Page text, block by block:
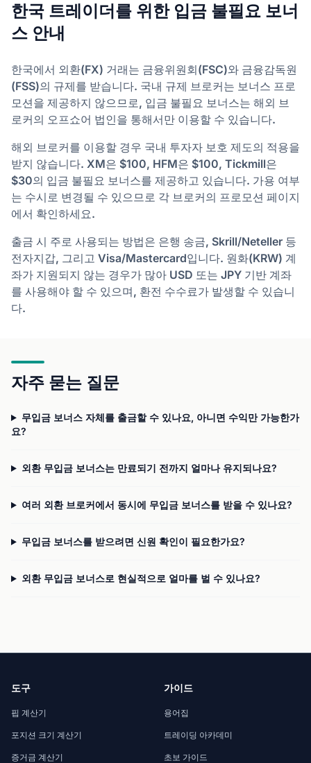
한국 트레이더를 위한 입금 불필요 보너
스 안내
한국에서 외환(FX) 거래는 금융위원회(FSC)와 금융감독원
(FSS)의 규제를 받습니다. 국내 규제 브로커는 보너스 프로
모션을 제공하지 않으므로, 입금 불필요 보너스는 해외 브
로커의 오프쇼어 법인을 통해서만 이용할 수 있습니다.
해외 브로커를 이용할 경우 국내 투자자 보호 제도의 적용을
받지 않습니다. XM은 $100, HFM은 $100, Tickmill은
$30의 입금 불필요 보너스를 제공하고 있습니다. 가용 여부
는 수시로 변경될 수 있으므로 각 브로커의 프로모션 페이지
에서 확인하세요.
출금 시 주로 사용되는 방법은 은행 송금, Skrill/Neteller 등
전자지갑, 그리고 Visa/Mastercard입니다. 원화(KRW) 계
좌가 지원되지 않는 경우가 많아 USD 또는 JPY 기반 계좌
를 사용해야 할 수 있으며, 환전 수수료가 발생할 수 있습니
다.
자주 묻는 질문
무입금 보너스 자체를 출금할 수 있나요, 아니면 수익만 가능한가
요?
외환 무입금 보너스는 만료되기 전까지 얼마나 유지되나요?
여러 외환 브로커에서 동시에 무입금 보너스를 받을 수 있나요?
무입금 보너스를 받으려면 신원 확인이 필요한가요?
외환 무입금 보너스로 현실적으로 얼마를 벌 수 있나요?
도구
핍 계산기
포지션 크기 계산기
증거금 계산기
가이드
용어집
트레이딩 아카데미
초보 가이드